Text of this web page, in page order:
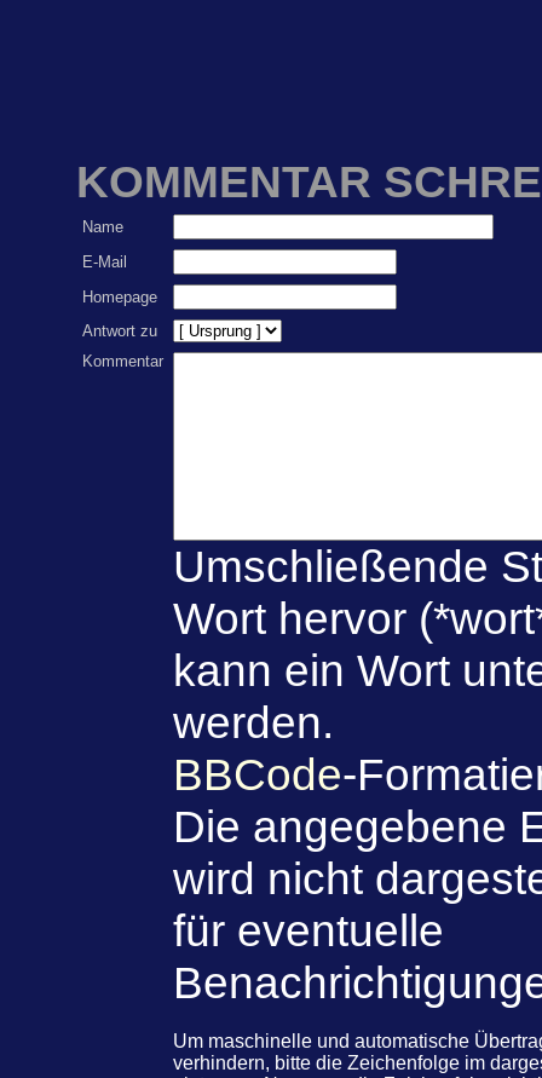
KOMMENTAR
Name
E-Mail
Homepage
Antwort zu
Kommentar
Umschließende
Wort hervor
kann ein Wort
werden.
BBCode-
Die angegebene
wird nicht
für eventuelle
Um maschinelle und automatische
verhindern, bitte die Zeichenfolge im